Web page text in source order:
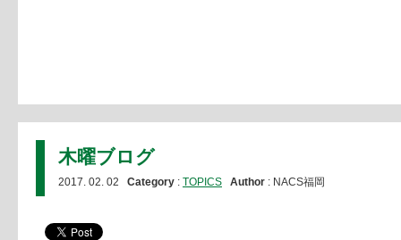
木曜ブログ
2017. 02. 02 Category : TOPICS Author : NACS福岡